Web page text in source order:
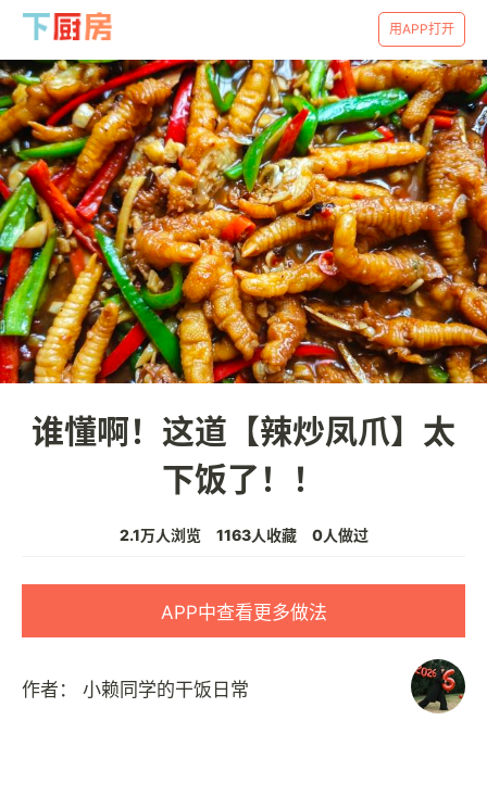
用APP打开
谁懂啊！这道【辣炒凤爪】太
下饭了！！
2.1万人浏览 1163人收藏 0人做过
APP中查看更多做法
作者： 小赖同学的干饭日常